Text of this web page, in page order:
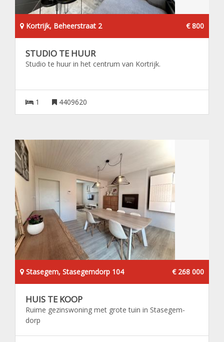
Kortrijk, Beheerstraat 2 € 800
STUDIO TE HUUR
Studio te huur in het centrum van Kortrijk.
1 4409620
Stasegem, Stasegemdorp 104 € 268 000
HUIS TE KOOP
Ruime gezinswoning met grote tuin in Stasegem-
dorp